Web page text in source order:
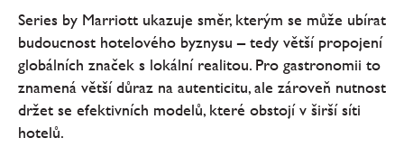
Series by Marriott ukazuje směr, kterým se může ubírat
budoucnost hotelového byznysu – tedy větší propojení
globálních značek s lokální realitou. Pro gastronomii to
znamená větší důraz na autenticitu, ale zároveň nutnost
držet se efektivních modelů, které obstojí v širší síti
hotelů.